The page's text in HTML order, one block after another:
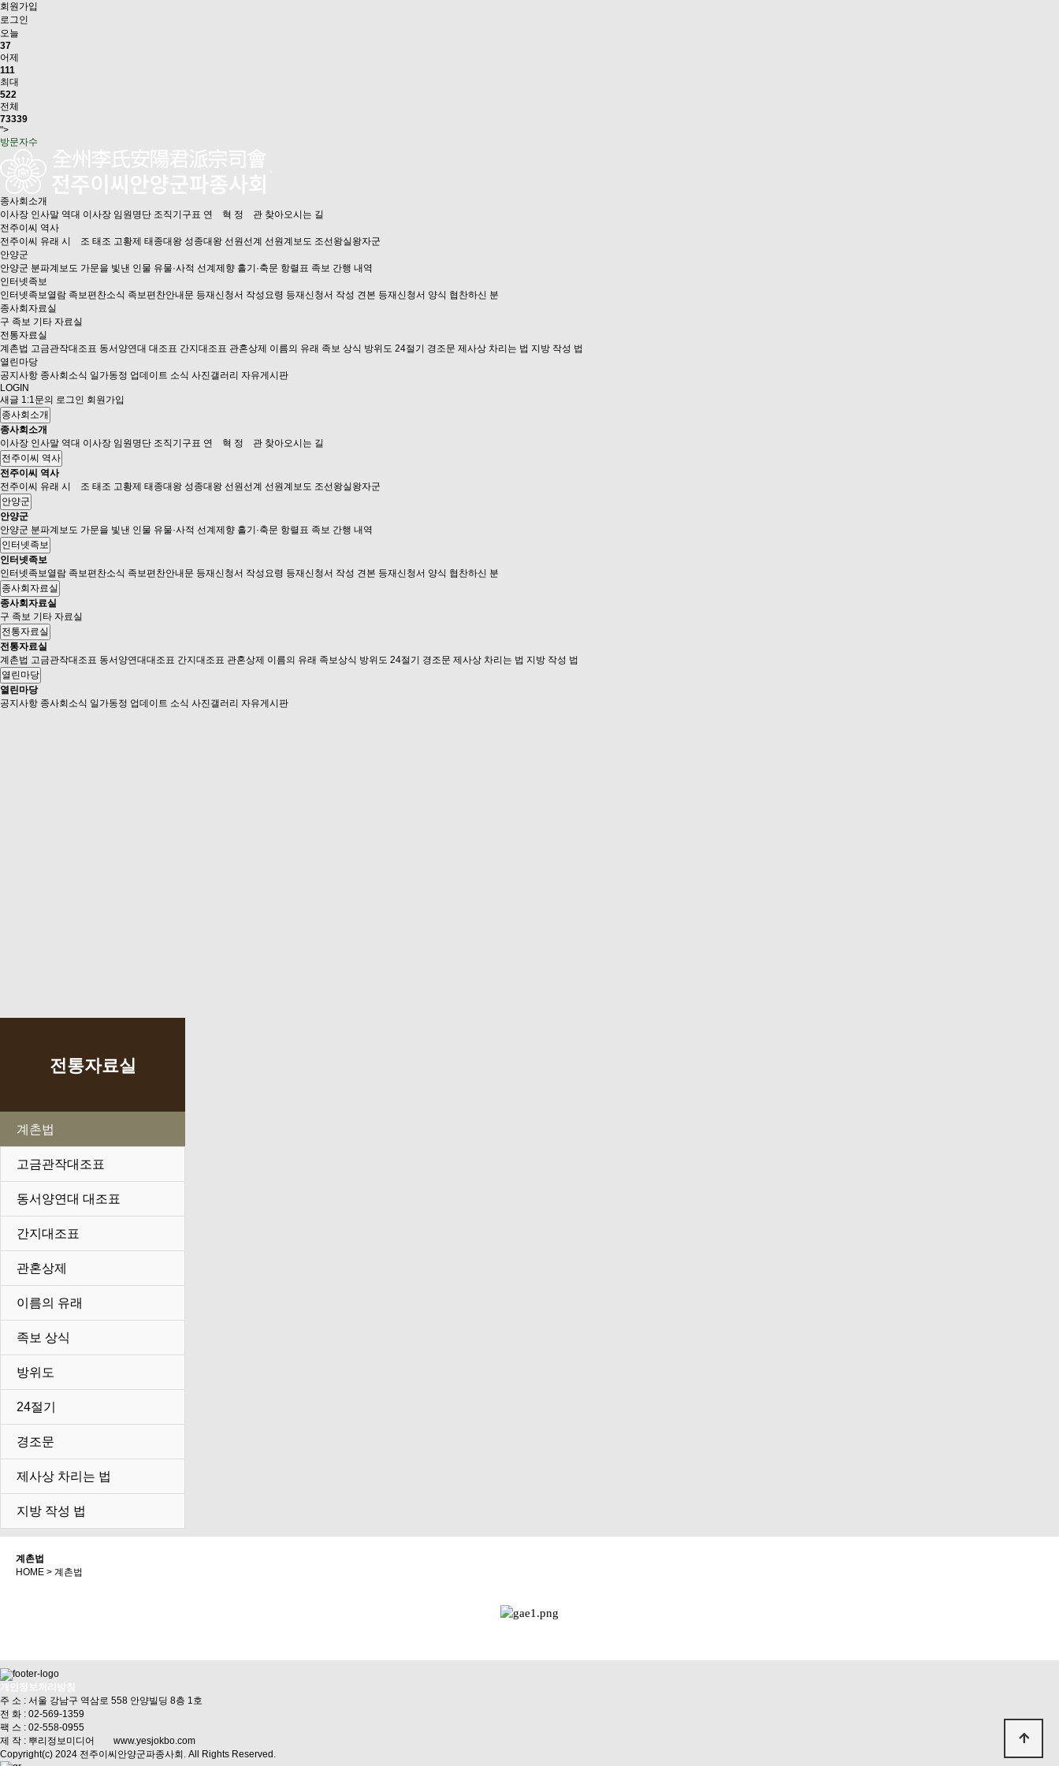
회원가입
로그인
오늘
37
어제
111
최대
522
전체
73339
">
방문자수
종사회소개
이사장 인사말 역대 이사장 임원명단 조직기구표 연 혁 정 관 찾아오시는 길
전주이씨 역사
전주이씨 유래 시 조 태조 고황제 태종대왕 성종대왕 선원선계 선원계보도 조선왕실왕자군
안양군
안양군 분파계보도 가문을 빛낸 인물 유물·사적 선계제향 홀기·축문 항렬표 족보 간행 내역
인터넷족보
인터넷족보열람 족보편찬소식 족보편찬안내문 등재신청서 작성요령 등재신청서 작성 견본 등재신청서 양식 협찬하신 분
종사회자료실
구 족보 기타 자료실
전통자료실
계촌법 고금관작대조표 동서양연대 대조표 간지대조표 관혼상제 이름의 유래 족보 상식 방위도 24절기 경조문 제사상 차리는 법 지방 작성 법
열린마당
공지사항 종사회소식 일가동정 업데이트 소식 사진갤러리 자유게시판
LOGIN
새글 1:1문의 로그인 회원가입
종사회소개
종사회소개
이사장 인사말 역대 이사장 임원명단 조직기구표 연 혁 정 관 찾아오시는 길
전주이씨 역사
전주이씨 역사
전주이씨 유래 시 조 태조 고황제 태종대왕 성종대왕 선원선계 선원계보도 조선왕실왕자군
안양군
안양군
안양군 분파계보도 가문을 빛낸 인물 유물·사적 선계제향 홀기·축문 항렬표 족보 간행 내역
인터넷족보
인터넷족보
인터넷족보열람 족보편찬소식 족보편찬안내문 등재신청서 작성요령 등재신청서 작성 견본 등재신청서 양식 협찬하신 분
종사회자료실
종사회자료실
구 족보 기타 자료실
전통자료실
전통자료실
계촌법 고금관작대조표 동서양연대대조표 간지대조표 관혼상제 이름의 유래 족보상식 방위도 24절기 경조문 제사상 차리는 법 지방 작성 법
열린마당
열린마당
공지사항 종사회소식 일가동정 업데이트 소식 사진갤러리 자유게시판
전통자료실
계촌법
고금관작대조표
동서양연대 대조표
간지대조표
관혼상제
이름의 유래
족보 상식
방위도
24절기
경조문
제사상 차리는 법
지방 작성 법
계촌법
HOME > 계촌법
개인정보처리방침
주 소 : 서울 강남구 역삼로 558 안양빌딩 8층 1호
전 화 : 02-569-1359
팩 스 : 02-558-0955
제 작 : 뿌리정보미디어 www.yesjokbo.com
Copyright(c) 2024 전주이씨안양군파종사회. All Rights Reserved.